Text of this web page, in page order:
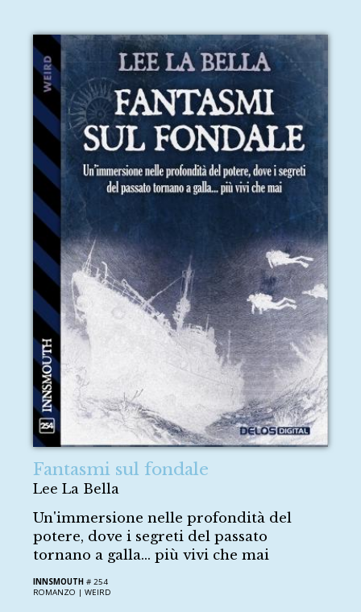
Fantasmi sul fondale
Lee La Bella
Un'immersione nelle profondità del
potere, dove i segreti del passato
tornano a galla... più vivi che mai
INNSMOUTH # 254
ROMANZO |WEIRD